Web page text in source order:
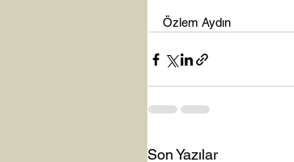
Özlem Aydın
Son Yazılar